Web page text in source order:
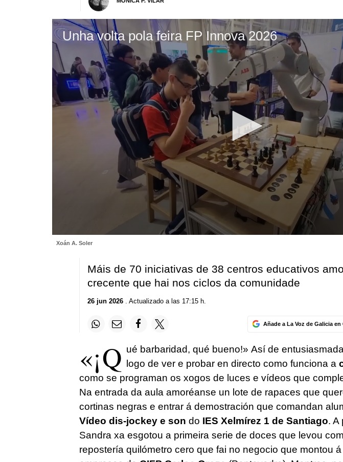
Unha volta pola feira FP Innova 2026
seconds
Volume
Xoán A. Soler
Máis de 70 iniciativas de 38 centros educativos
crecente que hai nos ciclos da comunidade
26 jun 2026. Actualizado a las 17:15 h.
Añade a La Voz de Galicia en
«¡Q ué barbaridad, qué bueno!» Así de
logo de ver e probar en directo como funciona a
como se programan os xogos de luces e vídeos que
Na entrada da aula amoréanse un lote de rapaces que
cortinas negras e entrar á demostración que comandan
Vídeo dis-jockey e son do IES Xelmírez 1 de Santiago. A
Sandra xa esgotou a primeira serie de doces que levou
repostería quilómetro cero que fai no negocio que montou